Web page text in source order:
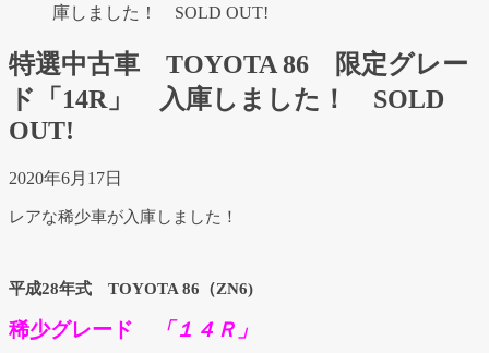
庫しました！ SOLD OUT!
特選中古車 TOYOTA 86 限定グレー
ド「14R」 入庫しました！ SOLD
OUT!
2020年6月17日
レアな稀少車が入庫しました！
平成28年式 TOYOTA 86（ZN6)
稀少グレード 「１４Ｒ 」